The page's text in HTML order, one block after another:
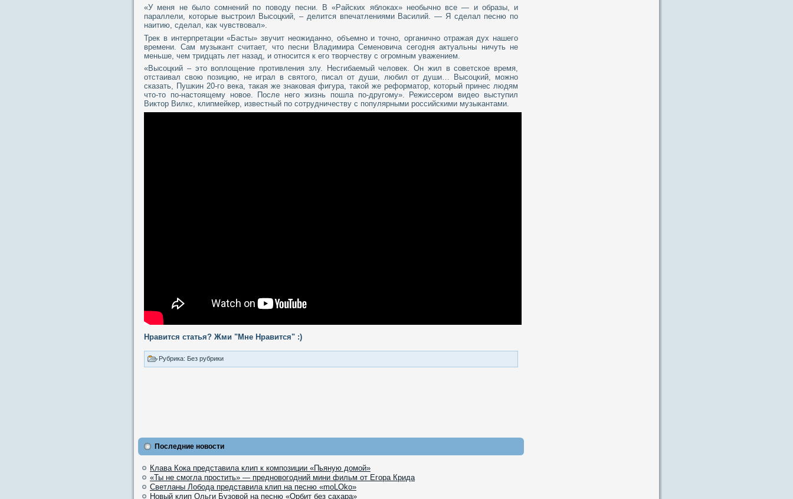
«У меня не было сомнений по поводу песни. В «Райских яблоках» необычно все — и образы, и
параллели, которые выстроил Высоцкий, – делится впечатлениями Василий. — Я сделал песню по
наитию, сделал, как чувствовал».
Трек в интерпретации «Басты» звучит неожиданно, объемно и точно, органично отражая дух нашего
времени. Сам музыкант считает, что песни Владимира Семеновича сегодня актуальны ничуть не
меньше, чем тридцать лет назад, и относится к его творчеству с огромным уважением.
«Высоцкий – это воплощение противления злу. Несгибаемый человек. Он жил в советское время,
отстаивал свою позицию, не играл в святого, писал от души, любил от души… Высоцкий, можно
сказать, Пушкин 20-го века, такая же знаковая фигура, такой же реформатор, который принес людям
что-то по-настоящему новое. После него жизнь пошла по-другому». Режиссером видео выступил
Виктор Вилкс, клипмейкер, известный по сотрудничеству с популярными российскими музыкантами.
Нравится статья? Жми "Мне Нравится" :)
Рубрика: Без рубрики
Последние новости
Клава Кока представила клип к композиции «Пьяную домой»
«Ты не смогла простить» — предновогодний мини фильм от Егора Крида
Светланы Лобода представила клип на песню «moLOko»
Новый клип Ольги Бузовой на песню «Орбит без сахара»